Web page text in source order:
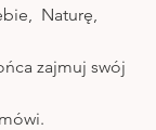
Naturę,
zajmuj swój